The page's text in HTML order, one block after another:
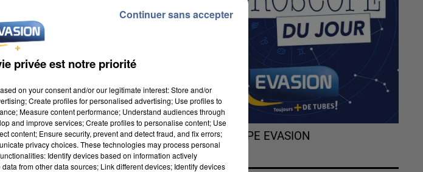
l'âge moyen des mères
L'HOROSCOPE EVASION
privée est notre priorité
on your consent and/or our legitimate interest: Store and/or
Create profiles for personalised advertising; Use profiles to
Measure content performance; Understand audiences through
and improve services; Create profiles to personalise content; Use
content; Ensure security, prevent and detect fraud, and fix errors;
privacy choices. These technologies may process personal
Identify devices based on information actively
from other data sources; Link different devices; Identify devices
Continuer sans accepter